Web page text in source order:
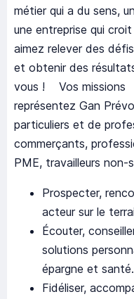
métier qui a du sens,
une entreprise qui
aimez relever des
et obtenir des
vous ! Vos missions
représentez Gan
particuliers et de
commerçants,
PME, travailleurs
Prospecter,
acteur sur le
Écouter,
solutions
épargne et santé.
Fidéliser,